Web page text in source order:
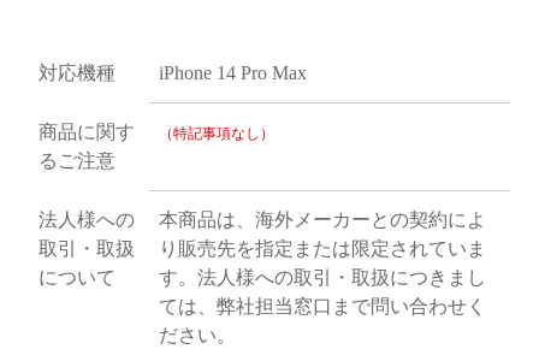
対応機種 iPhone 14 Pro Max
商品に関す
るご注意
（特記事項なし）
法人様への
取引・取扱
について
本商品は、海外メーカーとの契約によ
り販売先を指定または限定されていま
す。法人様への取引・取扱につきまし
ては、弊社担当窓口まで問い合わせく
ださい。